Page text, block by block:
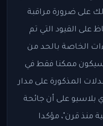
على ضرورة مراقبة
على القيود التي تم
الخاصة بالحد من
سيكون ممكنا فقط في
المذكورة على مدار
بلاسيو على أن جائحة
منذ قرن"، مؤكدا